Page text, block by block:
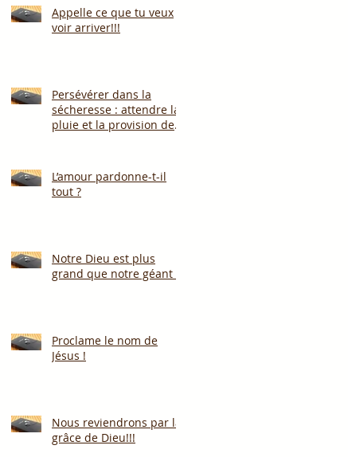
Appelle ce que tu veux
voir arriver!!!
Persévérer dans la
sécheresse : attendre la
pluie et la provision de
L’amour pardonne-t-il
tout ?
Notre Dieu est plus
grand que notre géant !
Proclame le nom de
Jésus !
Nous reviendrons par la
grâce de Dieu!!!